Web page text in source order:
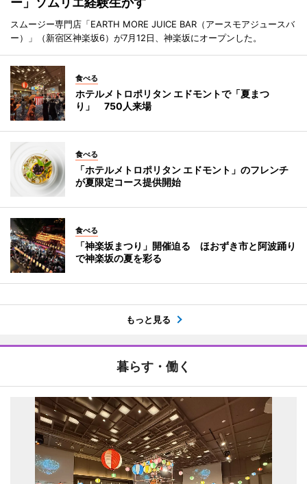
スムージー専門店「EARTH MORE JUICE BAR（アースモアジュースバ
ー）」（新宿区神楽坂6）が7月12日、神楽坂にオープンした。
食べる
ホテルメトロポリタン エドモントで「夏まつ
り」 750人来場
食べる
「ホテルメトロポリタン エドモント」のフレンチ
が夏限定コース提供開始
食べる
「神楽坂まつり」開催迫る ほおずき市と阿波踊り
で神楽坂の夏を彩る
もっと見る
暮らす・働く